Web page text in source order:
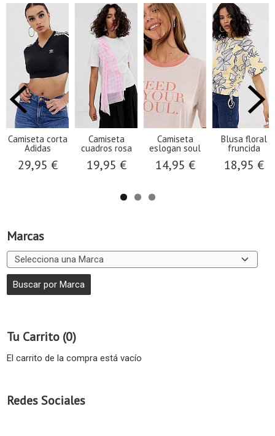
Marcas
Tu Carrito (0)
El carrito de la compra está vacío
Redes Sociales
Camiseta corta
Adidas
29,95 €
Camiseta
cuadros rosa
19,95 €
Camiseta
eslogan soul
14,95 €
Blusa floral
fruncida
18,95 €